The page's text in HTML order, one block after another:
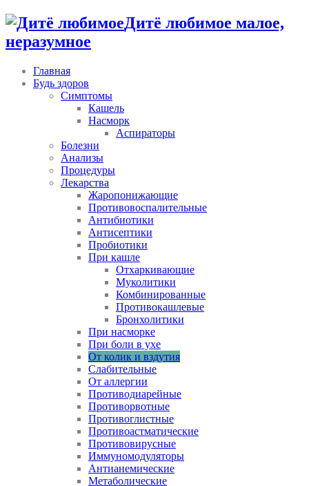
Дитё любимое малое,
неразумное
Главная
Будь здоров
Симптомы
Кашель
Насморк
Аспираторы
Болезни
Анализы
Процедуры
Лекарства
Жаропонижающие
Противовоспалительные
Антибиотики
Антисептики
Пробиотики
При кашле
Отхаркивающие
Муколитики
Комбинированные
Противокашлевые
Бронхолитики
При насморке
При боли в ухе
От колик и вздутия
Слабительные
От аллергии
Противодиарейные
Противорвотные
Противоглистные
Противоастматические
Противовирусные
Иммуномодуляторы
Антианемические
Метаболические